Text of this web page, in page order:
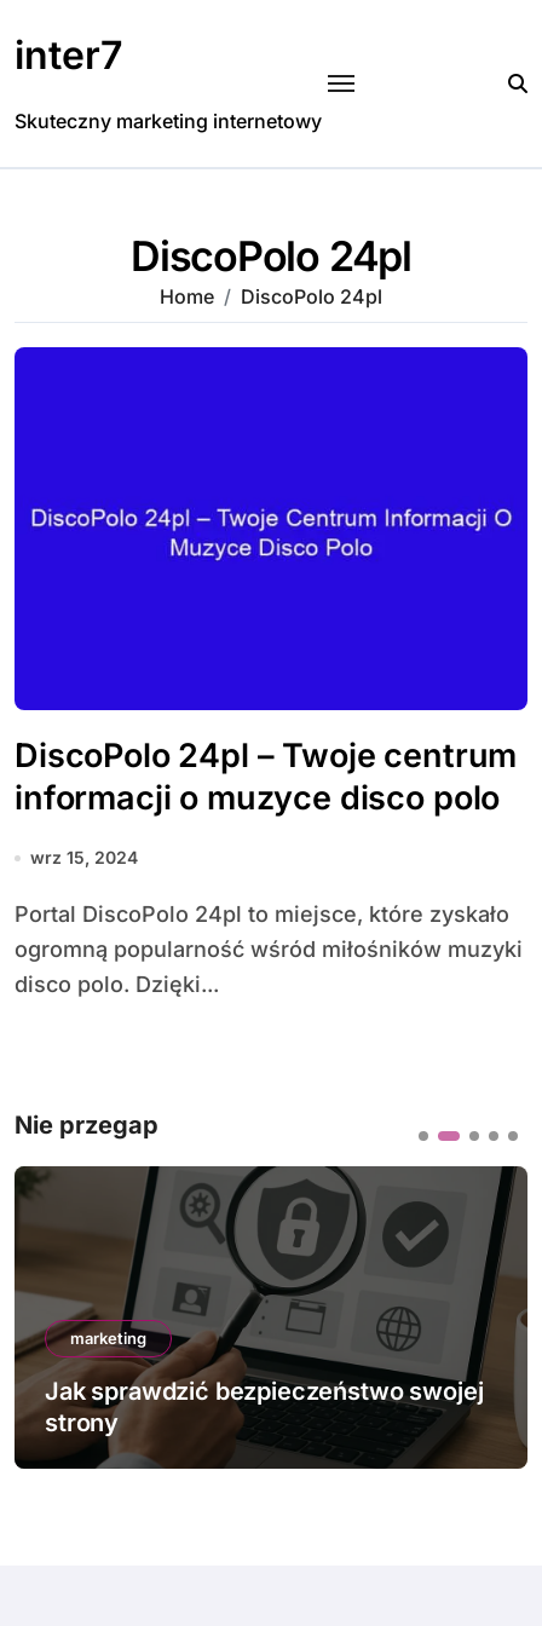
to
content
inter7
Skuteczny marketing internetowy
DiscoPolo 24pl
Home DiscoPolo 24pl
DiscoPolo 24pl – Twoje centrum
informacji o muzyce disco polo
wrz 15, 2024
Portal DiscoPolo 24pl to miejsce, które zyskało
ogromną popularność wśród miłośników muzyki
disco polo. Dzięki...
Nie przegap
marketing
Jak sprawdzić bezpieczeństwo swojej
strony